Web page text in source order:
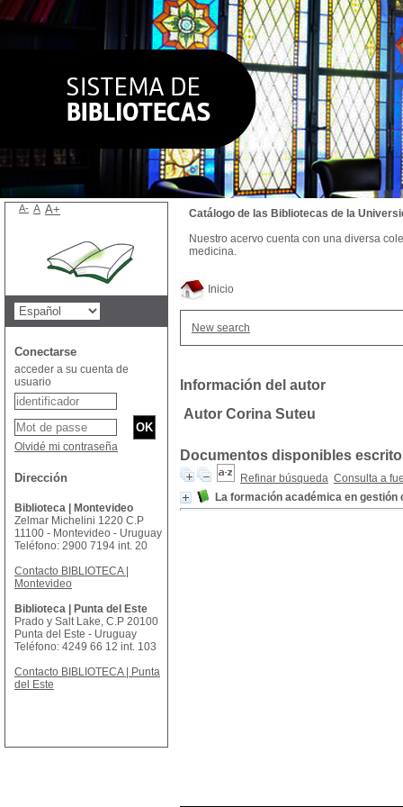
Inicio
New search
Información del autor
Autor Corina Suteu
Documentos disponibles
Refinar búsqueda Consulta a
La formación académica en
Catálogo de las Bibliotecas de la
Nuestro acervo cuenta con una diversa
medicina.
A- A A+
Conectarse
acceder a su cuenta de
usuario
Olvidé mi contraseña
Dirección
Biblioteca | Montevideo
Zelmar Michelini 1220 C.P
11100 - Montevideo - Uruguay
Teléfono: 2900 7194 int. 20
Contacto BIBLIOTECA |
Montevideo
Biblioteca | Punta del Este
Prado y Salt Lake, C.P 20100
Punta del Este - Uruguay
Teléfono: 4249 66 12 int. 103
Contacto BIBLIOTECA | Punta
del Este